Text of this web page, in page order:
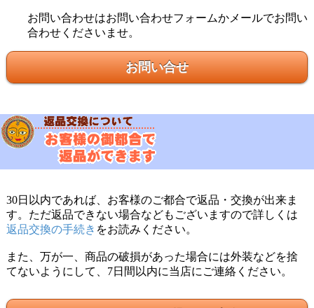
お問い合わせはお問い合わせフォームかメールでお問い
合わせくださいませ。
お問い合せ
30日以内であれば、お客様のご都合で返品・交換が出来ま
す。ただ返品できない場合などもございますので詳しくは
返品交換の手続き をお読みください。
また、万が一、商品の破損があった場合には外装などを捨
てないようにして、7日間以内に当店にご連絡ください。